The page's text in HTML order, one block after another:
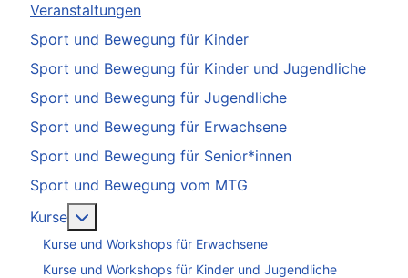
Veranstaltungen
Sport und Bewegung für Kinder
Sport und Bewegung für Kinder und Jugendliche
Sport und Bewegung für Jugendliche
Sport und Bewegung für Erwachsene
Sport und Bewegung für Senior*innen
Sport und Bewegung vom MTG
Kurse
Kurse und Workshops für Erwachsene
Kurse und Workshops für Kinder und Jugendliche